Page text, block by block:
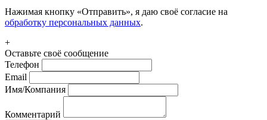
Нажимая кнопку «Отправить», я даю своё согласие на
обработку персональных данных.
+
Оставьте своё сообщение
Телефон
Email
Имя/Компания
Комментарий